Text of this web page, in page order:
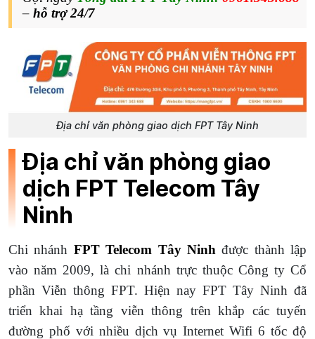
– hỗ trợ 24/7
Địa chỉ văn phòng giao dịch FPT Tây Ninh
Địa chỉ văn phòng giao
dịch FPT Telecom Tây
Ninh
Chi nhánh FPT Telecom Tây Ninh được thành lập
vào năm 2009, là chi nhánh trực thuộc Công ty Cổ
phần Viễn thông FPT. Hiện nay FPT Tây Ninh đã
triển khai hạ tầng viễn thông trên khắp các tuyến
đường phố với nhiều dịch vụ Internet Wifi 6 tốc độ